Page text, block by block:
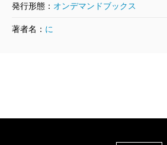
発行形態： オンデマンドブックス
著者名： に